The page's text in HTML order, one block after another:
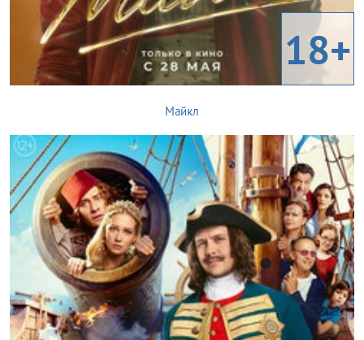
18+
Майкл